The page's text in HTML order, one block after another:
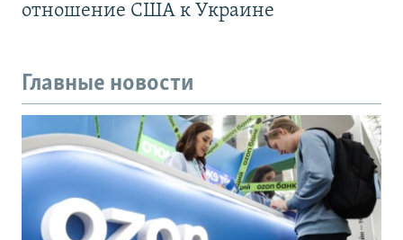
отношение США к Украине
Главные новости